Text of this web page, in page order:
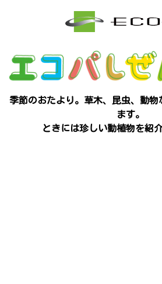
季節のおたより。草木、昆虫、動物
ます。
ときには珍しい動植物を紹